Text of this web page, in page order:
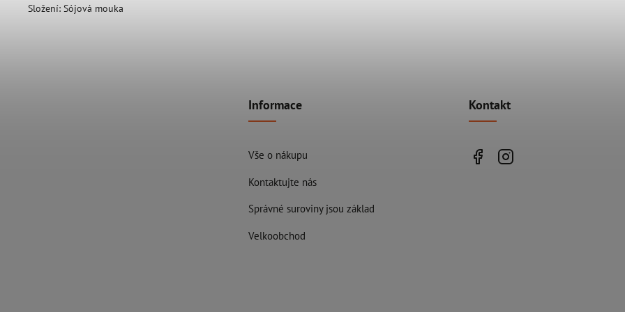
Složení: Sójová mouka
Informace
Vše o nákupu
Kontaktujte nás
Správné suroviny jsou základ
Velkoobchod
Kontakt